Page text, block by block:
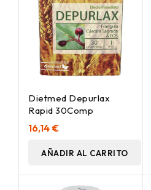
Dietmed Depurlax
Rapid 30Comp
16,14 €
AÑADIR AL CARRITO